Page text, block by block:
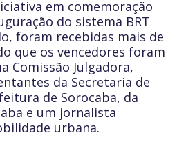
em comemoração
do sistema BRT
foram recebidas mais de
que os vencedores foram
Comissão Julgadora,
da Secretaria de
de Sorocaba, da
e um jornalista
urbana.